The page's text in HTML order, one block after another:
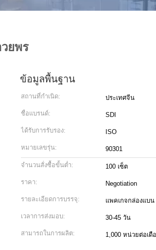
ยพร
ข้อมูลพื้นฐาน
สถานที่กำเนิด: ประเทศจีน
ชื่อแบรนด์: SDI
ได้รับการรับรอง: ISO
หมายเลขรุ่น: 90301
จำนวนสั่งซื้อขั้นต่ำ: 100 เซ็ต
ราคา: Negotiation
รายละเอียดการบรรจุ: แพคเกจกล่องแบน
เวลาการส่งมอบ: 30-45 วัน
สามารถในการผลิต: 1,000 หน่วยต่อเดื